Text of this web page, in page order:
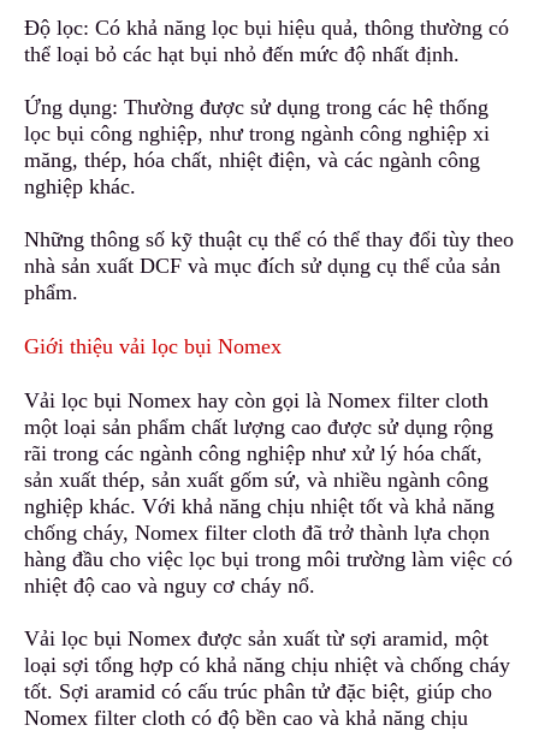
Độ lọc: Có khả năng lọc bụi hiệu quả, thông thường có
thể loại bỏ các hạt bụi nhỏ đến mức độ nhất định.
Ứng dụng: Thường được sử dụng trong các hệ thống
lọc bụi công nghiệp, như trong ngành công nghiệp xi
măng, thép, hóa chất, nhiệt điện, và các ngành công
nghiệp khác.
Những thông số kỹ thuật cụ thể có thể thay đổi tùy theo
nhà sản xuất DCF và mục đích sử dụng cụ thể của sản
phẩm.
Giới thiệu vải lọc bụi Nomex
Vải lọc bụi Nomex hay còn gọi là Nomex filter cloth
một loại sản phẩm chất lượng cao được sử dụng rộng
rãi trong các ngành công nghiệp như xử lý hóa chất,
sản xuất thép, sản xuất gốm sứ, và nhiều ngành công
nghiệp khác. Với khả năng chịu nhiệt tốt và khả năng
chống cháy, Nomex filter cloth đã trở thành lựa chọn
hàng đầu cho việc lọc bụi trong môi trường làm việc có
nhiệt độ cao và nguy cơ cháy nổ.
Vải lọc bụi Nomex được sản xuất từ sợi aramid, một
loại sợi tổng hợp có khả năng chịu nhiệt và chống cháy
tốt. Sợi aramid có cấu trúc phân tử đặc biệt, giúp cho
Nomex filter cloth có độ bền cao và khả năng chịu